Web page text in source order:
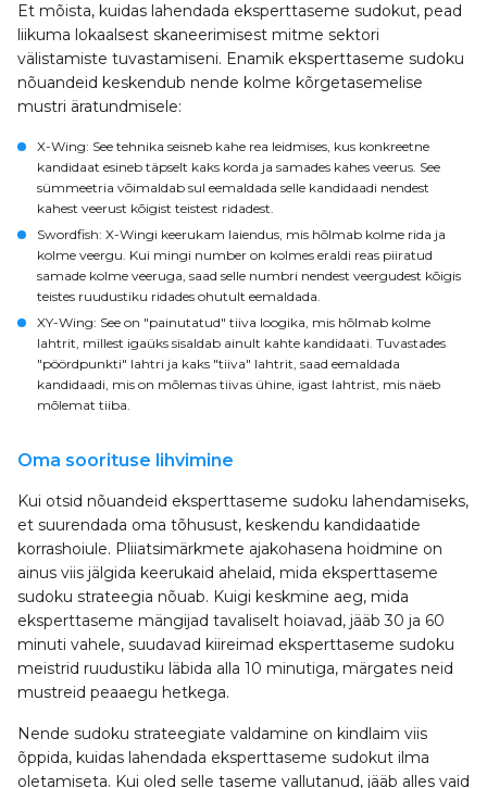
Et mõista, kuidas lahendada eksperttaseme sudokut, pead
liikuma lokaalsest skaneerimisest mitme sektori
välistamiste tuvastamiseni. Enamik eksperttaseme sudoku
nõuandeid keskendub nende kolme kõrgetasemelise
mustri äratundmisele:
X-Wing: See tehnika seisneb kahe rea leidmises, kus konkreetne
kandidaat esineb täpselt kaks korda ja samades kahes veerus. See
sümmeetria võimaldab sul eemaldada selle kandidaadi nendest
kahest veerust kõigist teistest ridadest.
Swordfish: X-Wingi keerukam laiendus, mis hõlmab kolme rida ja
kolme veergu. Kui mingi number on kolmes eraldi reas piiratud
samade kolme veeruga, saad selle numbri nendest veergudest kõigis
teistes ruudustiku ridades ohutult eemaldada.
XY-Wing: See on "painutatud" tiiva loogika, mis hõlmab kolme
lahtrit, millest igaüks sisaldab ainult kahte kandidaati. Tuvastades
"pöördpunkti" lahtri ja kaks "tiiva" lahtrit, saad eemaldada
kandidaadi, mis on mõlemas tiivas ühine, igast lahtrist, mis näeb
mõlemat tiiba.
Oma soorituse lihvimine
Kui otsid nõuandeid eksperttaseme sudoku lahendamiseks,
et suurendada oma tõhusust, keskendu kandidaatide
korrashoiule. Pliiatsimärkmete ajakohasena hoidmine on
ainus viis jälgida keerukaid ahelaid, mida eksperttaseme
sudoku strateegia nõuab. Kuigi keskmine aeg, mida
eksperttaseme mängijad tavaliselt hoiavad, jääb 30 ja 60
minuti vahele, suudavad kiireimad eksperttaseme sudoku
meistrid ruudustiku läbida alla 10 minutiga, märgates neid
mustreid peaaegu hetkega.
Nende sudoku strateegiate valdamine on kindlaim viis
õppida, kuidas lahendada eksperttaseme sudokut ilma
oletamiseta. Kui oled selle taseme vallutanud, jääb alles vaid